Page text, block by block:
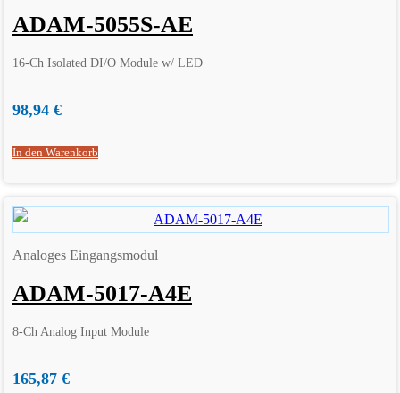
ADAM-5055S-AE
16-Ch Isolated DI/O Module w/ LED
98,94 €
In den Warenkorb
Analoges Eingangsmodul
ADAM-5017-A4E
8-Ch Analog Input Module
165,87 €